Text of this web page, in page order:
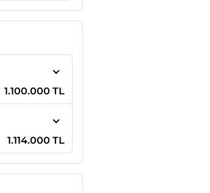
1.100.000 TL
1.114.000 TL